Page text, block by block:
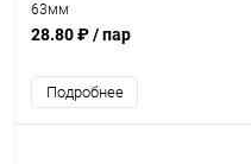
63мм
28.80 ₽/ пар
Подробнее